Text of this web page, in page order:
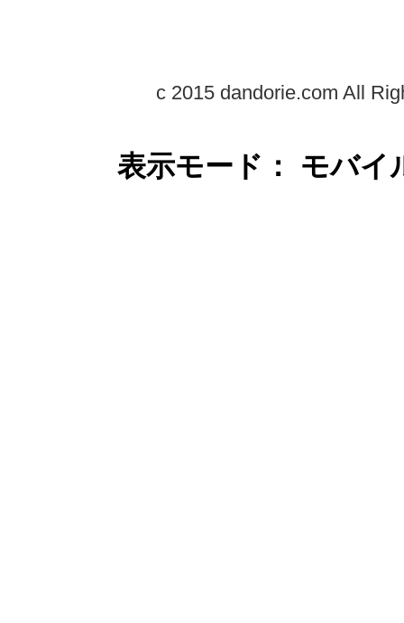
c 2015 dandorie.com All
表示モード： モバ